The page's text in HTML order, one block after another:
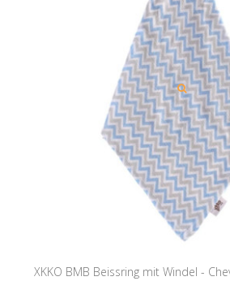
XKKO BMB Beissring mit Windel -